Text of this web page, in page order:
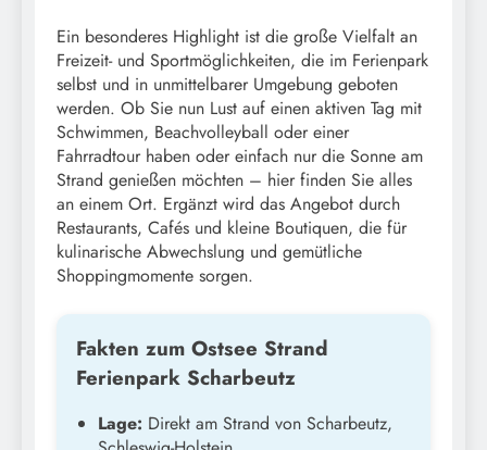
Ein besonderes Highlight ist die große Vielfalt an
Freizeit- und Sportmöglichkeiten, die im Ferienpark
selbst und in unmittelbarer Umgebung geboten
werden. Ob Sie nun Lust auf einen aktiven Tag mit
Schwimmen, Beachvolleyball oder einer
Fahrradtour haben oder einfach nur die Sonne am
Strand genießen möchten – hier finden Sie alles
an einem Ort. Ergänzt wird das Angebot durch
Restaurants, Cafés und kleine Boutiquen, die für
kulinarische Abwechslung und gemütliche
Shoppingmomente sorgen.
Fakten zum Ostsee Strand
Ferienpark Scharbeutz
Lage: Direkt am Strand von Scharbeutz,